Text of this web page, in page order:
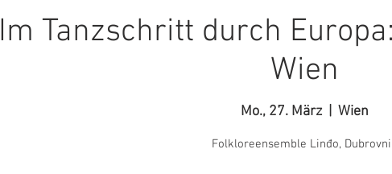
Im Tanzschritt durch
Wien
Mo., 27. März
  |
Wien
Folkloreensemble Linđo,